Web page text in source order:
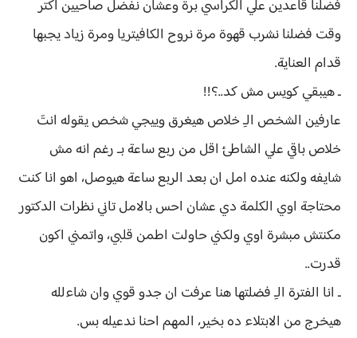
فضلنا قاعدين علي الكراسي برة وعشان نفضل صاحيين اكتر
وقت فضلنا نشرب قهوة مرة نروح الكافيتريا ومرة زياد يجبها
قدام العناية.
ـ هيبقي كويس مش كد..؟!!
عارفين الشخص الـِ خلاص هيغرق وييجي شخص يقوله انتَ
خلاص باقي علي الشاطئ اقل من ربع ساعة بـ رغم انه مش
شايفه ولكنه عنده امل ان بعد الربع ساعة هيوصل، اهو انا كنت
محتاجة اوي الكلمة دي عشان احس بالامل تاني نظرات الدكتور
مكنتش مبشرة اوي ولكني حاولت اطمن قلبي، واتمني اكون
قدرت..
ـ انا الفترة الـِ فضلتها هنا عرفت ان جدو قوي وان شاءلله
هيخرج من الابتلاء ده بخير، المهم احنا ندعيله بس.